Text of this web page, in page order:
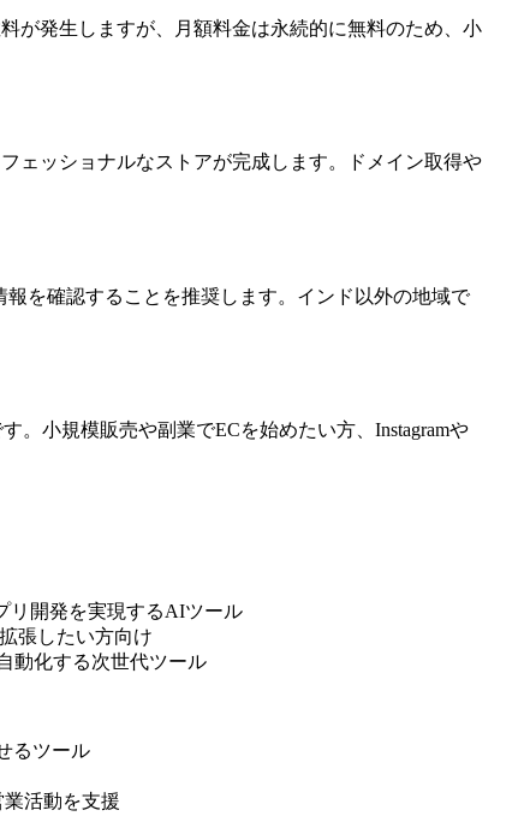
が発生しますが、月額料金は永続的に無料のため、小
ェッショナルなストアが完成します。ドメイン取得や
を確認することを推奨します。インド以外の地域で
。小規模販売や副業でECを始めたい方、Instagramや
リ開発を実現するAIツール
張したい方向け
動化する次世代ツール
るツール
活動を支援